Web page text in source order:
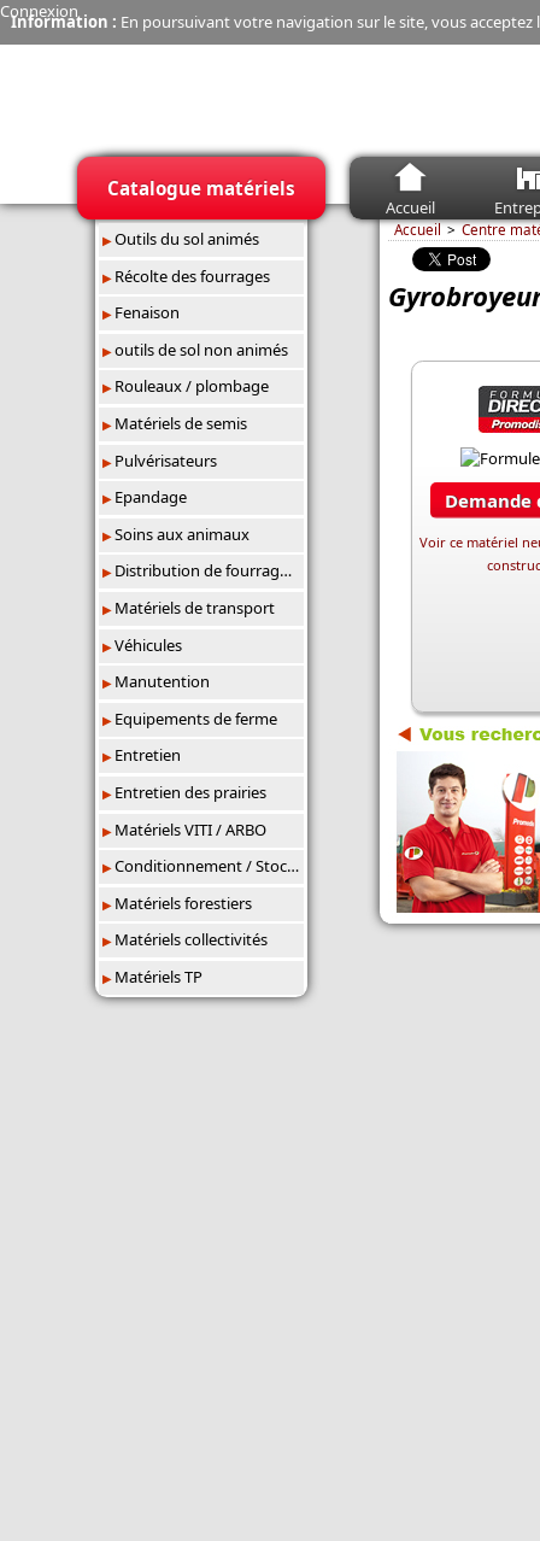
Information : En poursuivant votre navigation sur le site, vous
Connexion
Accueil
Catalogue matériels
Outils du sol animés
Récolte des fourrages
Fenaison
outils de sol non animés
Rouleaux / plombage
Matériels de semis
Pulvérisateurs
Epandage
Soins aux animaux
Distribution de fourrages/paillage
Matériels de transport
Véhicules
Manutention
Equipements de ferme
Entretien
Entretien des prairies
Matériels VITI / ARBO
Conditionnement / Stockage
Matériels forestiers
Matériels collectivités
Matériels TP
Accueil Centre
Demande
Voir ce matériel